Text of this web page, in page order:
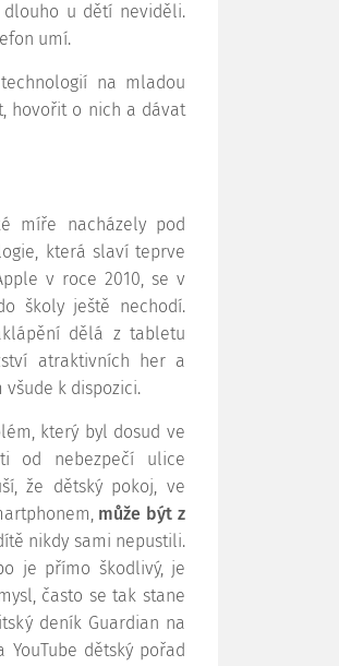
u dětí neviděli.
umí.
na mladou
hovořit o nich a dávat
míře nacházely pod
která slaví teprve
v roce 2010, se v
školy ještě nechodí.
dělá z tabletu
atraktivních her a
k dispozici.
který byl dosud ve
od nebezpečí ulice
že dětský pokoj, ve
může být z
nikdy sami nepustili.
je přímo škodlivý, je
často se tak stane
deník Guardian na
dětský pořad